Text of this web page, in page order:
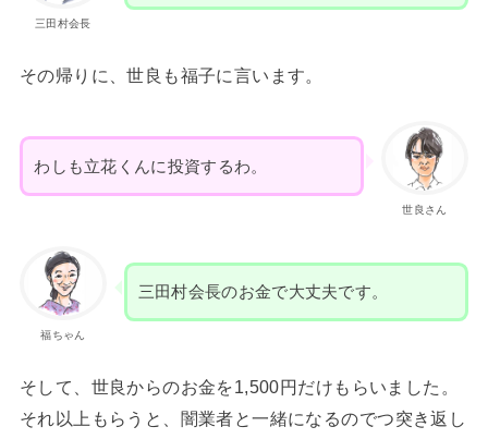
三田村会長
その帰りに、世良も福子に言います。
世良さん
わしも立花くんに投資するわ。
福ちゃん
三田村会長のお金で大丈夫です。
そして、世良からのお金を1,500円だけもらいました。
それ以上もらうと、闇業者と一緒になるのでつ突き返し